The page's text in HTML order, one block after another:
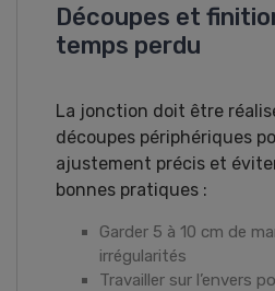
Découpes et
temps perdu
La jonction doit être
découpes périphériques
ajustement précis et
bonnes pratiques :
Garder 5 à 10 cm de
irrégularités
Travailler sur l’envers